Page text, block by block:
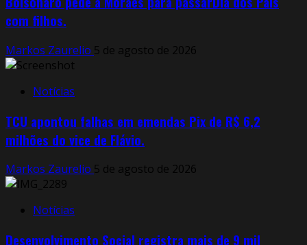
com filhos.
Markos Zaurelio 5 de agosto de 2026
Notícias
TCU apontou falhas em emendas Pix de R$ 6,2
milhões do vice de Flávio.
Markos Zaurelio 5 de agosto de 2026
Notícias
Desenvolvimento Social registra mais de 9 mil